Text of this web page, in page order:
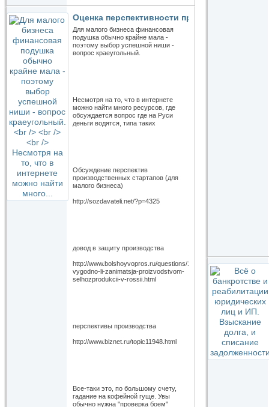
Оценка перспективности производственных
Для малого бизнеса финансовая
подушка обычно крайне мала -
поэтому выбор успешной ниши -
вопрос краеугольный.
Несмотря на то, что в интернете
можно найти много ресурсов, где
обсуждается вопрос где на Руси
деньги водятся, типа таких
Обсуждение перспектив
производственных стартапов (для
малого бизнеса)
http://sozdavateli.net/?p=4325
довод в защиту производства
http://www.bolshoyvopros.ru/questions/1297745-
vygodno-li-zanimatsja-proizvodstvom-
selhozprodukcii-v-rossii.html
перспективы производства
http://www.biznet.ru/topic11948.html
Все-таки это, по большому счету,
гадание на кофейной гуще. Увы
обычно нужна "проверка боем"